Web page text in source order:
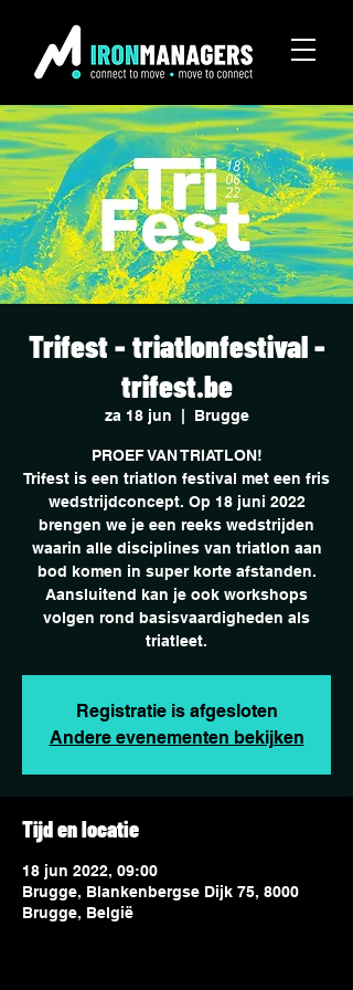
Trifest - triatlonfestival -
trifest.be
za 18 jun Brugge
PROEF VAN TRIATLON!
Trifest is een triatlon festival met een fris
wedstrijdconcept. Op 18 juni 2022
brengen we je een reeks wedstrijden
waarin alle disciplines van triatlon aan
bod komen in super korte afstanden.
Aansluitend kan je ook workshops
volgen rond basisvaardigheden als
Registratie is afgesloten
Andere evenementen bekijken
Tijd en locatie
18 jun 2022, 09:00
Brugge, Blankenbergse Dijk 75, 8000
Brugge, België